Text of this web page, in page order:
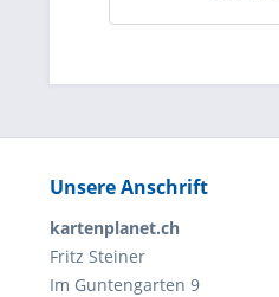
Unsere Anschrift
kartenplanet.ch
Fritz Steiner
Im Guntengarten 9